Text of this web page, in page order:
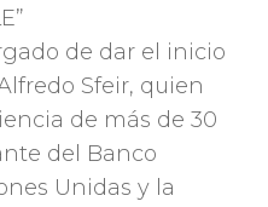
de dar el inicio
Sfeir, quien
de más de 30
del Banco
Unidas y la